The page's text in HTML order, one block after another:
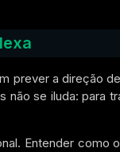
prever a direção
se iluda: para
Entender como